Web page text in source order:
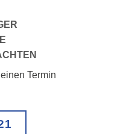
Termin